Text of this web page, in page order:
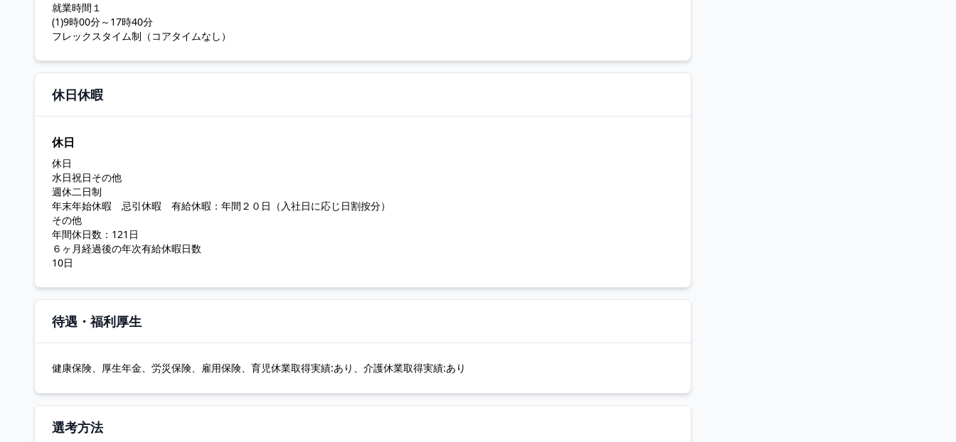
就業時間１
(1)9時00分～17時40分
フレックスタイム制（コアタイムなし）
休日休暇
休日
休日
水日祝日その他
週休二日制
年末年始休暇 忌引休暇 有給休暇：年間２０日（入社日に応じ日割按分）
その他
年間休日数：121日
６ヶ月経過後の年次有給休暇日数
10日
待遇・福利厚生
健康保険、厚生年金、労災保険、雇用保険、育児休業取得実績:あり、介護休業取得実績:あり
選考方法